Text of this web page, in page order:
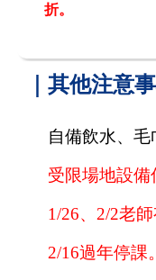
折。
｜其他注意
自備飲水、毛
受限場地設備
1/26、2/2老
2/16過年停課。